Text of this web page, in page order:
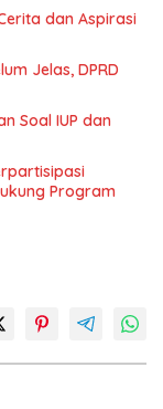
dan Aspirasi
Jelas, DPRD
Soal IUP dan
Program